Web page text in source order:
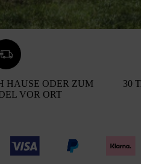
HAUSE ODER ZUM
VOR ORT
30